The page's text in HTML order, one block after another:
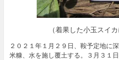
（着果した小玉スイ
２０２１年１月２９日、鞍予定地に
米糠、水を施し覆土する。３月３１